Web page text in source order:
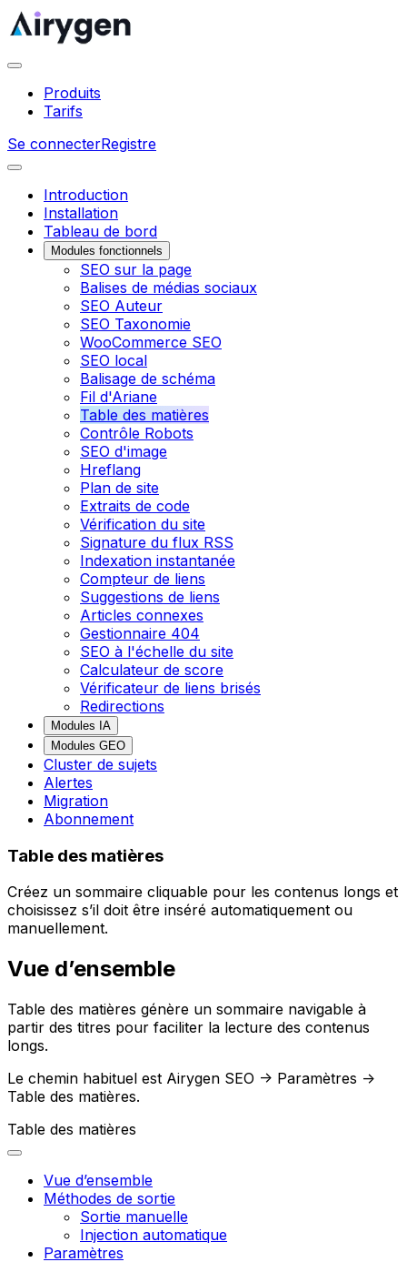
Produits
Tarifs
Se connecterRegistre
Introduction
Installation
Tableau de bord
Modules fonctionnels
SEO sur la page
Balises de médias sociaux
SEO Auteur
SEO Taxonomie
WooCommerce SEO
SEO local
Balisage de schéma
Fil d'Ariane
Table des matières
Contrôle Robots
SEO d'image
Hreflang
Plan de site
Extraits de code
Vérification du site
Signature du flux RSS
Indexation instantanée
Compteur de liens
Suggestions de liens
Articles connexes
Gestionnaire 404
SEO à l'échelle du site
Calculateur de score
Vérificateur de liens brisés
Redirections
Modules IA
Modules GEO
Cluster de sujets
Alertes
Migration
Abonnement
Table des matières
Créez un sommaire cliquable pour les contenus longs et
choisissez s’il doit être inséré automatiquement ou
manuellement.
Vue d’ensemble
Table des matières génère un sommaire navigable à
partir des titres pour faciliter la lecture des contenus
longs.
Le chemin habituel est Airygen SEO -> Paramètres ->
Table des matières.
Table des matières
Vue d’ensemble
Méthodes de sortie
Sortie manuelle
Injection automatique
Paramètres